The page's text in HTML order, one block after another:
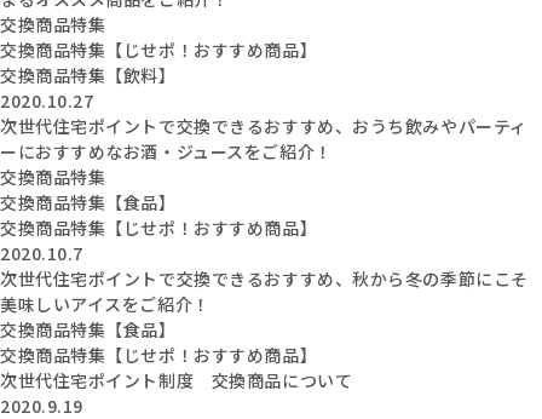
交換商品特集
交換商品特集【じせポ！おすすめ商品】
交換商品特集【飲料】
2020.10.27
次世代住宅ポイントで交換できるおすすめ、おうち飲みやパーティ
ーにおすすめなお酒・ジュースをご紹介！
交換商品特集
交換商品特集【食品】
交換商品特集【じせポ！おすすめ商品】
2020.10.7
次世代住宅ポイントで交換できるおすすめ、秋から冬の季節にこそ
美味しいアイスをご紹介！
交換商品特集【食品】
交換商品特集【じせポ！おすすめ商品】
次世代住宅ポイント制度 交換商品について
2020.9.19